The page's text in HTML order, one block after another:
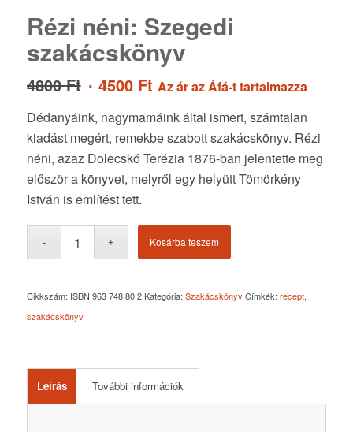
Rézi néni: Szegedi
szakácskönyv
4800Ft Original
was:
4800 Ft.
4500 FtCurrent
is:
4500 Ft.
Az ár az Áfá-t tartalmazza
Dédanyáink, nagymamáink által ismert, számtalan
kiadást megért, remekbe szabott szakácskönyv. Rézi
néni, azaz Dolecskó Terézia 1876-ban jelentette meg
először a könyvet, melyről egy helyütt Tömörkény
István is említést tett.
Kosárba teszem
Cikkszám: ISBN 963 748 80 2 Kategória: Szakácskönyv Címkék: recept,
szakácskönyv
Leírás További információk